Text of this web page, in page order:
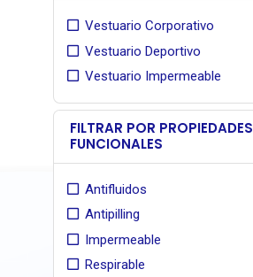
Vestuario Corporativo
Vestuario Deportivo
Vestuario Impermeable
FILTRAR POR PROPIEDADES
FUNCIONALES
Antifluidos
Antipilling
Impermeable
Respirable